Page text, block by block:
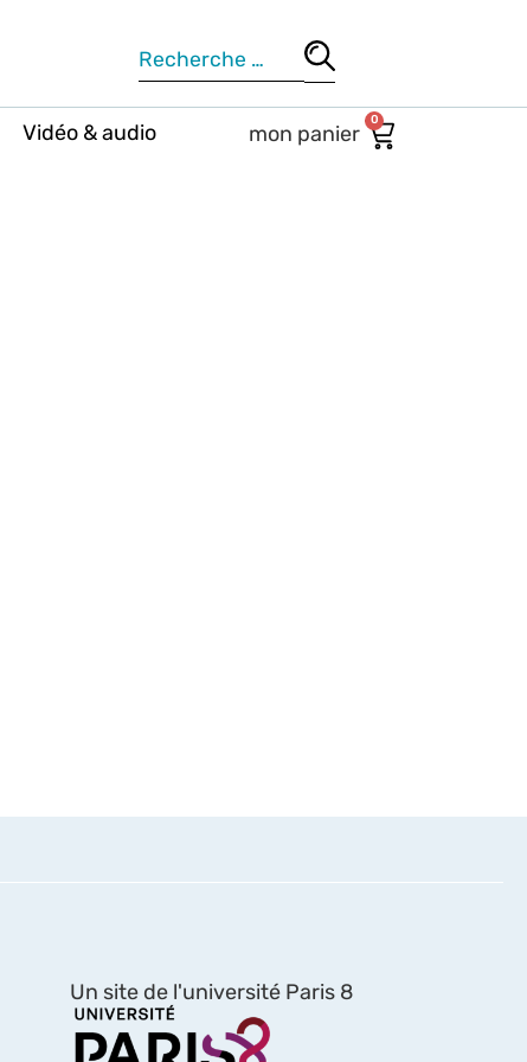
Vidéo & audio 0
Un site de l'université Paris 8